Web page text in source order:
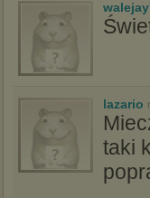
lazario
taki